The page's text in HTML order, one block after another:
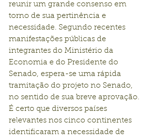
reunir um grande consenso em
torno de sua pertinência e
necessidade. Segundo recentes
manifestações públicas de
integrantes do Ministério da
Economia e do Presidente do
Senado, espera-se uma rápida
tramitação do projeto no Senado,
no sentido de sua breve aprovação.
É certo que diversos países
relevantes nos cinco continentes
identificaram a necessidade de